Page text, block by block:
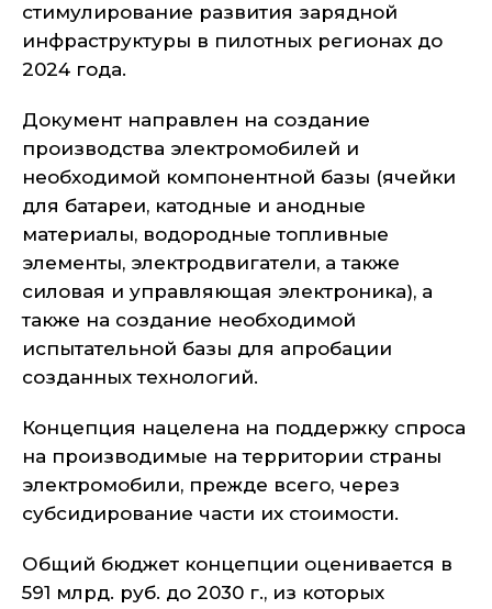
стимулирование развития зарядной
инфраструктуры в пилотных регионах до
2024 года.
Документ направлен на создание
производства электромобилей и
необходимой компонентной базы (ячейки
для батареи, катодные и анодные
материалы, водородные топливные
элементы, электродвигатели, а также
силовая и управляющая электроника), а
также на создание необходимой
испытательной базы для апробации
созданных технологий.
Концепция нацелена на поддержку спроса
на производимые на территории страны
электромобили, прежде всего, через
субсидирование части их стоимости.
Общий бюджет концепции оценивается в
591 млрд. руб. до 2030 г., из которых